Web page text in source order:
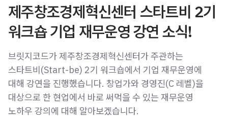
제주창조경제혁신센터 스타트비 2기
워크숍 기업 재무운영 강연 소식!
브릿지코드가 제주창조경제혁신센터가 주관하는
스타트비(Start-be) 2기 워크숍에서 기업 재무운영에
대해 강연을 진행했습니다. 창업가와 경영진(C 레벨)을
대상으로 한 현업에서 바로 써먹을 수 있는 재무운영
노하우 강의에 대해 알아보겠습니다.